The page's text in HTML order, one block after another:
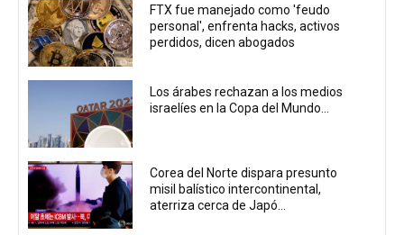
FTX fue manejado como 'feudo
personal', enfrenta hacks, activos
perdidos, dicen abogados
Los árabes rechazan a los medios
israelíes en la Copa del Mundo...
Corea del Norte dispara presunto
misil balístico intercontinental,
aterriza cerca de Japó...